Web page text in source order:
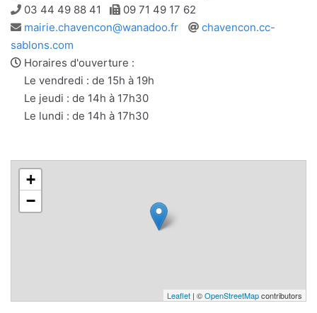
Téléphone
03 44 49 88 41 Télécopie
09 71 49 17 62
Adresse
e-
mail
mairie.chavencon@wanadoo.fr
Site
chavencon.cc-
sablons.com
Horaires d'ouverture :
Le vendredi : de 15h à 19h
Le jeudi : de 14h à 17h30
Le lundi : de 14h à 17h30
+
−
Leaflet | ©OpenStreetMapcontributors